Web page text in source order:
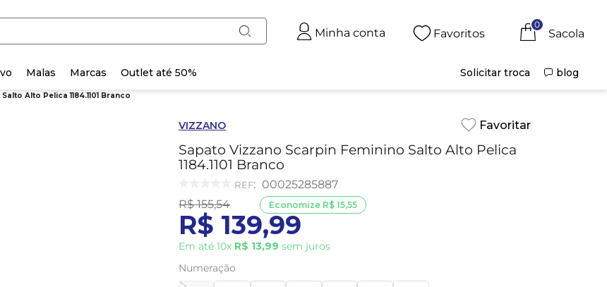
Minha conta Favoritos
0
Malas Marcas Outlet até 50% Solicitar troca blog
Alto Pelica 1184.1101 Branco
VIZZANO
Sapato Vizzano Scarpin Feminino Salto Alto Pelica
1184.1101 Branco
: 00025285887
R$ 155,54
R$ 139,99
Em até10x R$ 13,99 sem juros
Economize R$ 15,55
Numeração